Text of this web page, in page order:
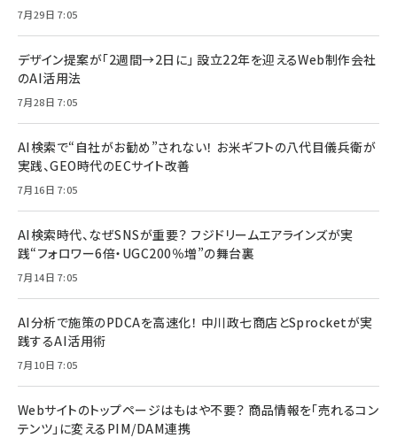
7月29日 7:05
デザイン提案が「2週間→2日に」 設立22年を迎えるWeb制作会社
のAI活用法
7月28日 7:05
AI検索で“自社がお勧め”されない！ お米ギフトの八代目儀兵衛が
実践、GEO時代のECサイト改善
7月16日 7:05
AI検索時代、なぜSNSが重要？ フジドリームエアラインズが実
践“フォロワー6倍・UGC200％増”の舞台裏
7月14日 7:05
AI分析で施策のPDCAを高速化！ 中川政七商店とSprocketが実
践するAI活用術
7月10日 7:05
Webサイトのトップページはもはや不要？ 商品情報を「売れるコン
テンツ」に変えるPIM/DAM連携